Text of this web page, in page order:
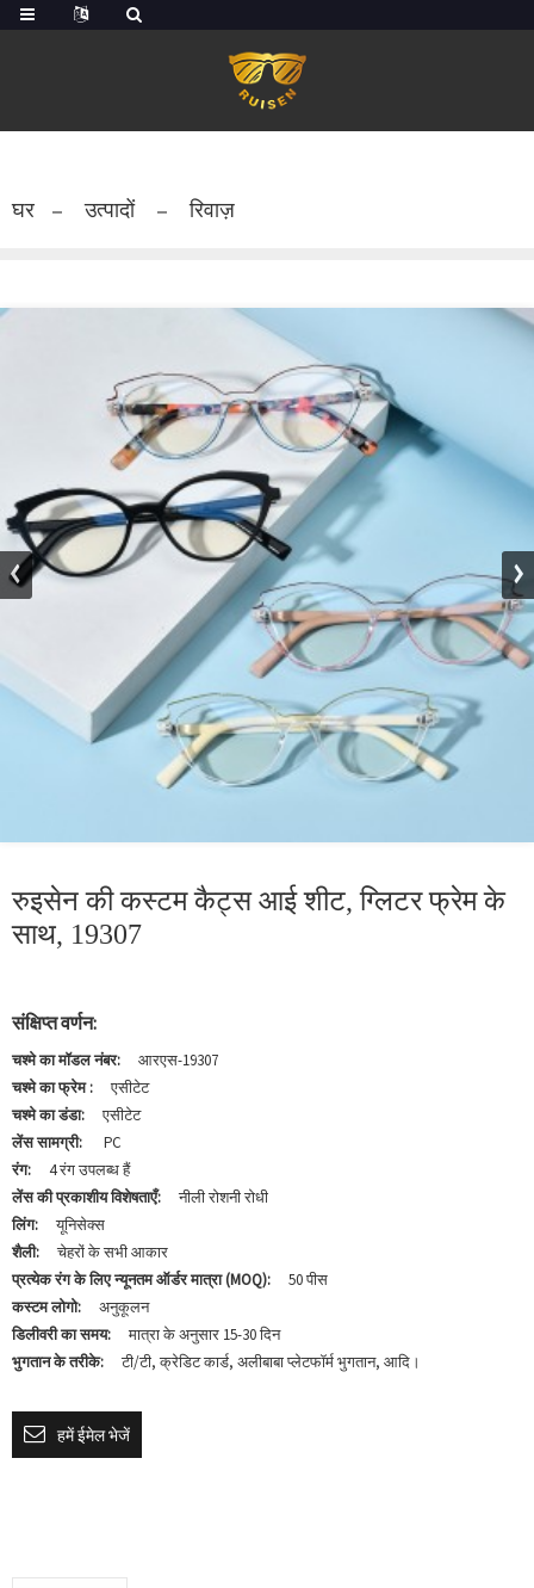
घर उत्पादों रिवाज़
रुइसेन की कस्टम कैट्स आई शीट, ग्लिटर फ्रेम के
साथ, 19307
संक्षिप्त वर्णन:
चश्मे का मॉडल नंबर:
आरएस-19307
चश्मे का फ्रेम :
एसीटेट
चश्मे का डंडा:
एसीटेट
लेंस सामग्री:
PC
रंग:
4 रंग उपलब्ध हैं
लेंस की प्रकाशीय विशेषताएँ:
नीली रोशनी रोधी
लिंग:
यूनिसेक्स
शैली:
चेहरों के सभी आकार
प्रत्येक रंग के लिए न्यूनतम ऑर्डर मात्रा (MOQ):
50 पीस
कस्टम लोगो:
अनुकूलन
डिलीवरी का समय:
मात्रा के अनुसार 15-30 दिन
भुगतान के तरीके:
टी/टी, क्रेडिट कार्ड, अलीबाबा प्लेटफॉर्म भुगतान, आदि।
हमें ईमेल भेजें